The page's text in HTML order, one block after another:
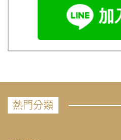
熱門分類